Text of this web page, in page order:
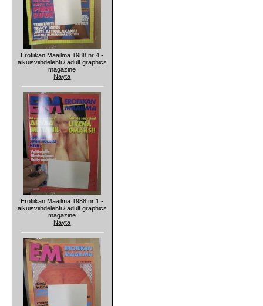
Erotiikan Maailma 1988 nr 4 -
aikuisviihdelehti / adult graphics
magazine
Näytä
Erotiikan Maailma 1988 nr 1 -
aikuisviihdelehti / adult graphics
magazine
Näytä